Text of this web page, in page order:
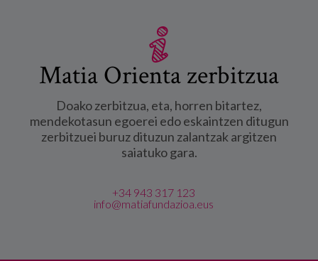
Matia Orienta zerbitzua
Doako zerbitzua, eta, horren bitartez,
mendekotasun egoerei edo eskaintzen ditugun
zerbitzuei buruz dituzun zalantzak argitzen
saiatuko gara.
+34 943 317 123
info@matiafundazioa.eus